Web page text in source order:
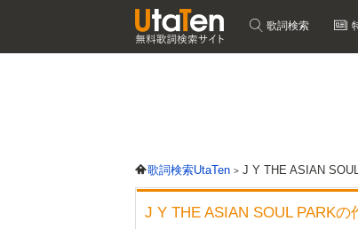
歌詞検索
歌詞検索UtaTen J Y THE ASIAN
J Y THE ASIAN SOUL PARK